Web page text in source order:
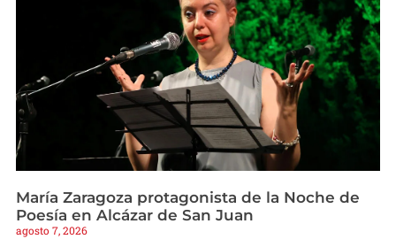
María Zaragoza protagonista de la Noche de
Poesía en Alcázar de San Juan
agosto 7, 2026